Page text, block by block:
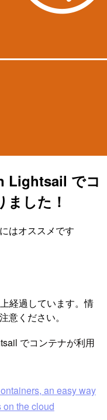
Lightsail でコ
ました！
はオススメです
経過しています。情
意ください。
でコンテナが利用
an easy way
the cloud